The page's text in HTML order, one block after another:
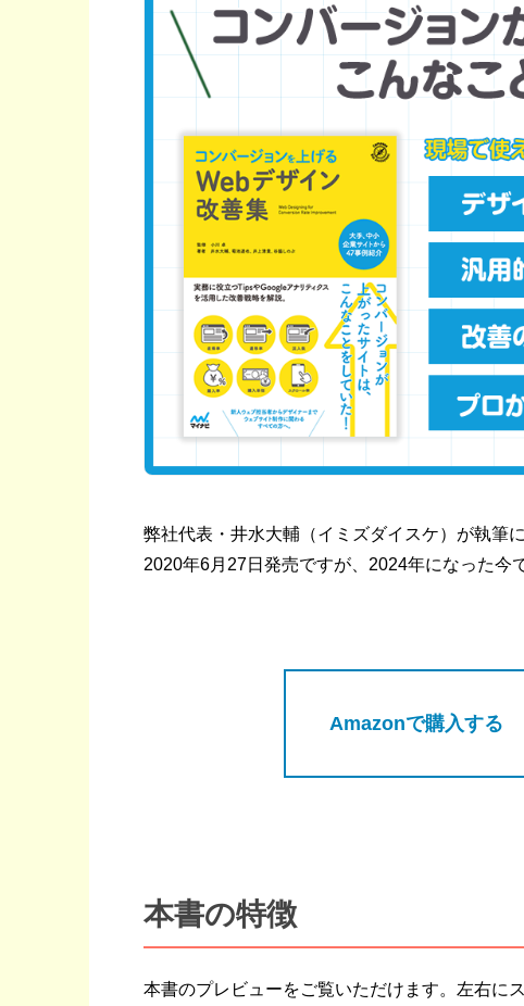
弊社代表・井水大輔（イミズダイスケ）が執筆
2020年6月27日発売ですが、2024年になった今
Amazonで購入する
本書の特徴
本書のプレビューをご覧いただけます。左右に